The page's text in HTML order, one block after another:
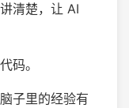
清楚，让 AI
码。
子里的经验有